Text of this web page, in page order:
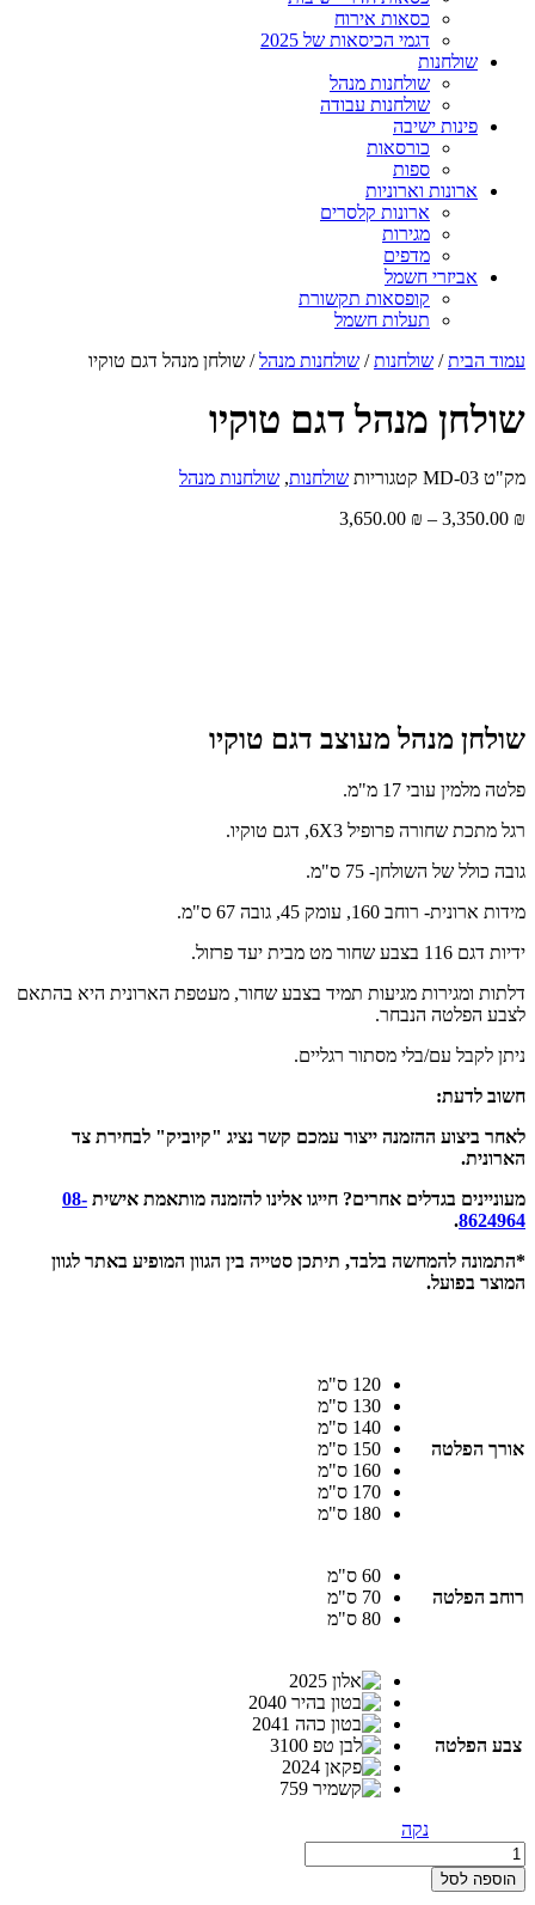
כסאות אירוח
דגמי הכיסאות של 2025
שולחנות
שולחנות מנהל
שולחנות עבודה
פינות ישיבה
כורסאות
ספות
ארונות וארוניות
ארונות קלסרים
מגירות
מדפים
אביזרי חשמל
קופסאות תקשורת
תעלות חשמל
עמוד הבית/ שולחנות/ שולחנות מנהל/ שולחן מנהל דגם טוקיו
שולחן מנהל דגם טוקיו
מק"ט MD-03 קטגוריות שולחנות, שולחנות מנהל
3,350.00 ₪
–
3,650.00 ₪
שולחן מנהל מעוצב דגם טוקיו
פלטה מלמין עובי 17 מ"מ.
רגל מתכת שחורה פרופיל 6X3, דגם טוקיו.
גובה כולל של השולחן- 75 ס"מ.
מידות ארונית- רוחב 160, עומק 45, גובה 67 ס"מ.
ידיות דגם 116 בצבע שחור מט מבית יעד פרזול.
דלתות ומגירות מגיעות תמיד בצבע שחור, מעטפת הארונית היא בהתאם
לצבע הפלטה הנבחר.
ניתן לקבל עם/בלי מסתור רגליים.
חשוב לדעת:
לאחר ביצוע ההזמנה ייצור עמכם קשר נציג "קיוביק" לבחירת צד
הארונית.
מעוניינים בגדלים אחרים? חייגו אלינו להזמנה מותאמת אישית 08-
8624964
.
*התמונה להמחשה בלבד, תיתכן סטייה בין הגוון המופיע באתר לגוון
המוצר בפועל.
אורך הפלטה
120 ס"מ
130 ס"מ
140 ס"מ
150 ס"מ
160 ס"מ
170 ס"מ
180 ס"מ
רוחב הפלטה
60 ס"מ
70 ס"מ
80 ס"מ
צבע הפלטה
נקה
כמות
של
שולחן
הוספה לסל